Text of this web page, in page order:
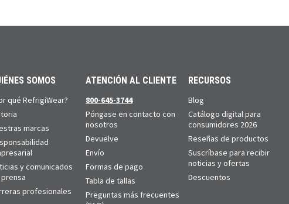
SOMOS
qué RefrigiWear?
marcas
y comunicados
profesionales
ATENCIÓN AL CLIENTE
800-645-3744
Póngase en contacto con
nosotros
Devuelve
Envío
Formas de pago
Tabla de tallas
Preguntas más frecuentes
RECURSOS
Blog
Catálogo digital para
consumidores 2026
Reseñas de productos
Suscríbase para recibir
noticias y ofertas
Descuentos